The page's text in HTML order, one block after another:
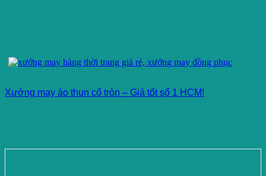
Xưởng may áo thun cổ tròn – Giá tốt số 1 HCM!